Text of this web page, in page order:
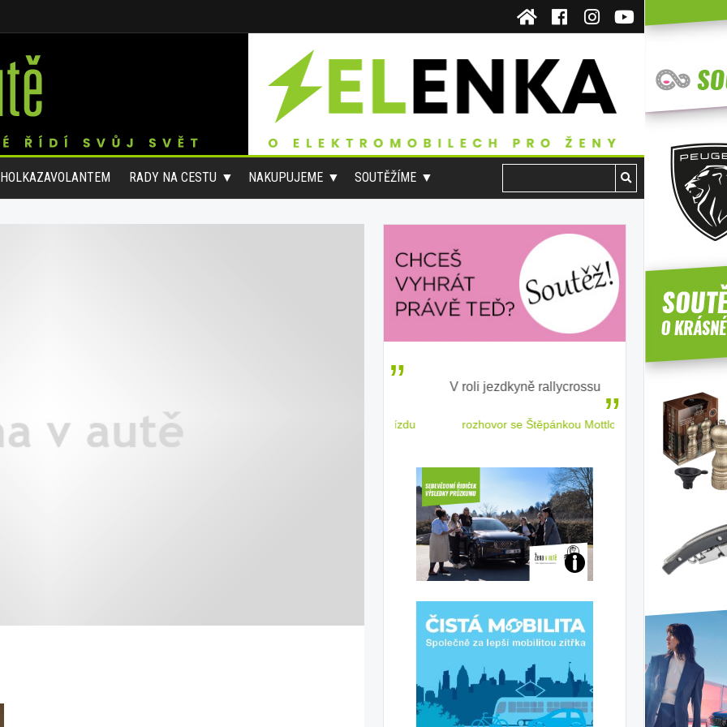
RADY NA CESTU NAKUPUJEME SOUTĚŽÍME
stručně o autosedačkách
V roli jezdkyně rallycrossu
rozhovor se Štěpánkou Mottlovou
ženským
Jaké
ženy-
řidičky